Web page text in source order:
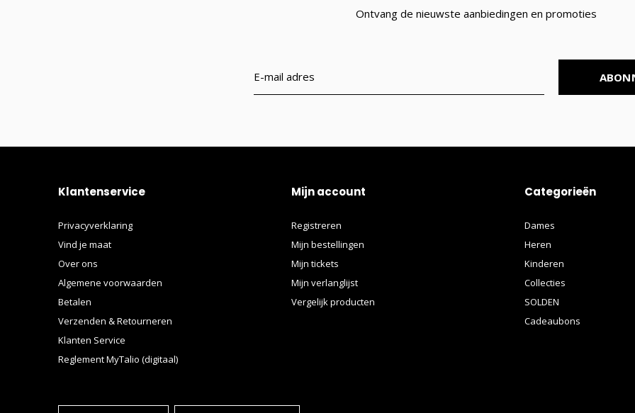
Ontvang de nieuwste aanbiedingen en promoties
Klantenservice
Privacyverklaring
Vind je maat
Over ons
Algemene voorwaarden
Betalen
Verzenden & Retourneren
Klanten Service
Reglement MyTalio (digitaal)
Mijn account
Registreren
Mijn bestellingen
Mijn tickets
Mijn verlanglijst
Vergelijk producten
Categorieën
Dames
Heren
Kinderen
Collecties
SOLDEN
Cadeaubons